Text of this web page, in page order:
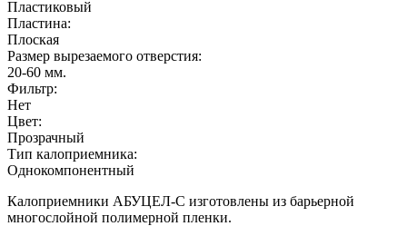
Пластиковый
Пластина:
Плоская
Размер вырезаемого отверстия:
20-60 мм.
Фильтр:
Нет
Цвет:
Прозрачный
Тип калоприемника:
Однокомпонентный
Калоприемники АБУЦЕЛ-С изготовлены из барьерной
многослойной полимерной пленки.